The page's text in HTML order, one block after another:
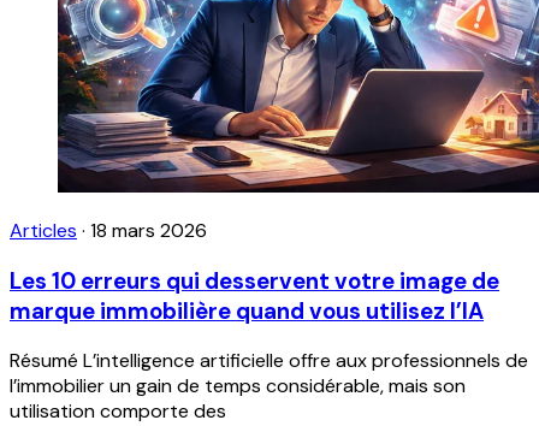
Articles · 18 mars 2026
Les 10 erreurs qui desservent votre image de
marque immobilière quand vous utilisez l’IA
Résumé L’intelligence artificielle offre aux professionnels de
l’immobilier un gain de temps considérable, mais son
utilisation comporte des